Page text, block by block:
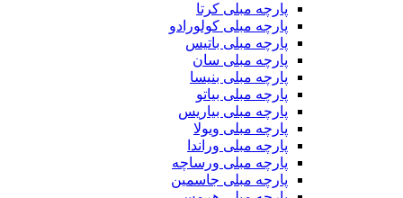
پارچه مبلی کرتا
پارچه مبلی کولورادو
پارچه مبلی باتیس
پارچه مبلی سان
پارچه مبلی بنیسا
پارچه مبلی بیاتو
پارچه مبلی بیاریس
پارچه مبلی ویولا
پارچه مبلی وراندا
پارچه مبلی ورساچه
پارچه مبلی جاسمین